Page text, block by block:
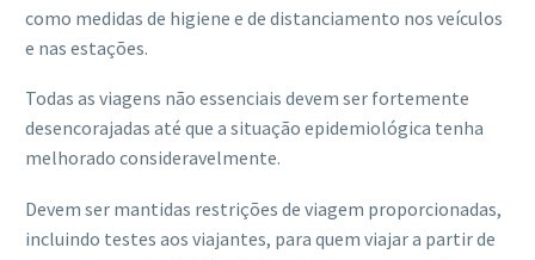
como medidas de higiene e de distanciamento nos veículos
e nas estações.
Todas as viagens não essenciais devem ser fortemente
desencorajadas até que a situação epidemiológica tenha
melhorado consideravelmente.
Devem ser mantidas restrições de viagem proporcionadas,
incluindo testes aos viajantes, para quem viajar a partir de